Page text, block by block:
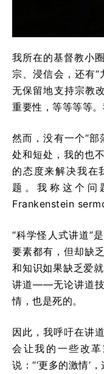
我所在的基督教小
宗、浸信会，还有
无保留地支持宗教
重要性，等等等等。
然而，没有一个“
处和短处，我的也
的态度来解决我在
题。我称这个问
Frankenstein
“科学怪人式讲道”
要素都有，但却缺
和知识如果缺乏爱
讲道——无论讲道
情，也是死的。
因此，我呼吁在讲
会让我的一些改
说：“‘更多的激情’